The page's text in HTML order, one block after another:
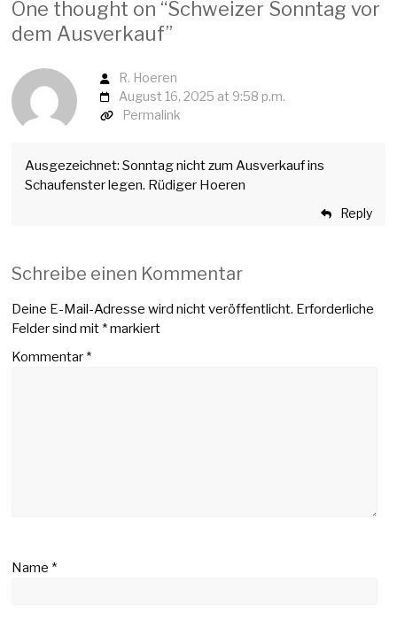
One thought on “Schweizer Sonntag vor
dem Ausverkauf”
R. Hoeren
August 16, 2025 at 9:58 p.m.
Permalink
Ausgezeichnet: Sonntag nicht zum Ausverkauf ins
Schaufenster legen. Rüdiger Hoeren
Reply
Schreibe einen Kommentar
Deine E-Mail-Adresse wird nicht veröffentlicht. Erforderliche
Felder sind mit*markiert
Kommentar*
Name*